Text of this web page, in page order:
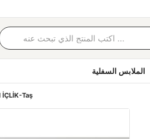
الملابس السفلية
İÇLİK-Taş